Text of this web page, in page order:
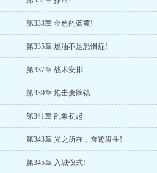
第333章 金色的蓝黄!
第335章 燃油不足恐惧症!
第337章 战术安排
第339章 炮击麦脾镇
第341章 乱象初起
第343章 光之所在，奇迹发生!
第345章 入城仪式!